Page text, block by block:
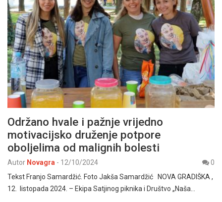
Održano hvale i pažnje vrijedno
motivacijsko druženje potpore
oboljelima od malignih bolesti
Autor Novagra - 12/10/2024
0
Tekst Franjo Samardžić. Foto Jakša Samardžić NOVA GRADIŠKA ,
12. listopada 2024. – Ekipa Satjinog piknika i Društvo „Naša…